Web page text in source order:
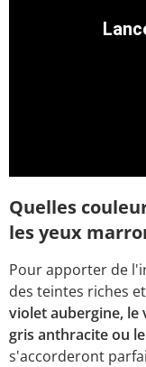
Quelles
les yeux
Pour apporter de
des teintes riches
violet aubergine,
gris anthracite ou
s'accorderont